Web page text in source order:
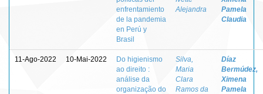
enfrentamiento
de la pandemia
en Perú y
Brasil
Alejandra
Pamela
Claudia
11-Ago-2022 10-Mai-2022
Do higienismo
ao direito :
análise da
organização do
Silva,
Maria
Clara
Ramos da
Díaz
Bermúdez,
Ximena
Pamela